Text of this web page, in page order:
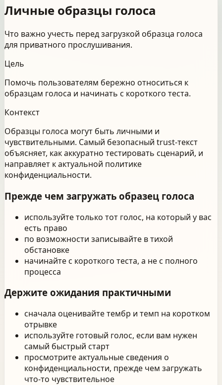
Личные образцы голоса
Что важно учесть перед загрузкой образца голоса
для приватного прослушивания.
Цель
Помочь пользователям бережно относиться к
образцам голоса и начинать с короткого теста.
Контекст
Образцы голоса могут быть личными и
чувствительными. Самый безопасный trust-текст
объясняет, как аккуратно тестировать сценарий, и
направляет к актуальной политике
конфиденциальности.
Прежде чем загружать образец голоса
используйте только тот голос, на который у вас
есть право
по возможности записывайте в тихой
обстановке
начинайте с короткого теста, а не с полного
процесса
Держите ожидания практичными
сначала оценивайте тембр и темп на коротком
отрывке
используйте готовый голос, если вам нужен
самый быстрый старт
просмотрите актуальные сведения о
конфиденциальности, прежде чем загружать
что-то чувствительное